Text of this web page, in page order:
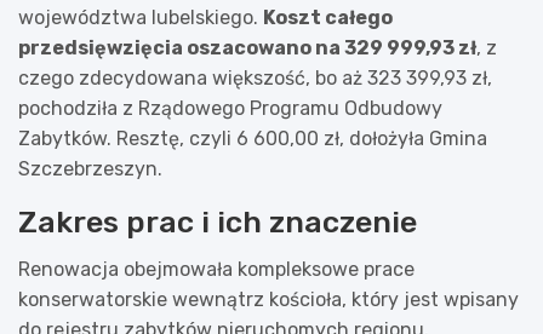
województwa lubelskiego. Koszt całego
przedsięwzięcia oszacowano na 329 999,93 zł, z
czego zdecydowana większość, bo aż 323 399,93 zł,
pochodziła z Rządowego Programu Odbudowy
Zabytków. Resztę, czyli 6 600,00 zł, dołożyła Gmina
Szczebrzeszyn.
Zakres prac i ich znaczenie
Renowacja obejmowała kompleksowe prace
konserwatorskie wewnątrz kościoła, który jest wpisany